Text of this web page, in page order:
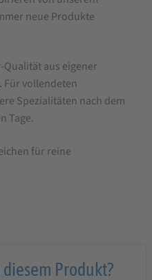
neue Produkte
aus eigener
Für vollendeten
Spezialitäten nach dem
Tage.
für reine
diesem Produkt?